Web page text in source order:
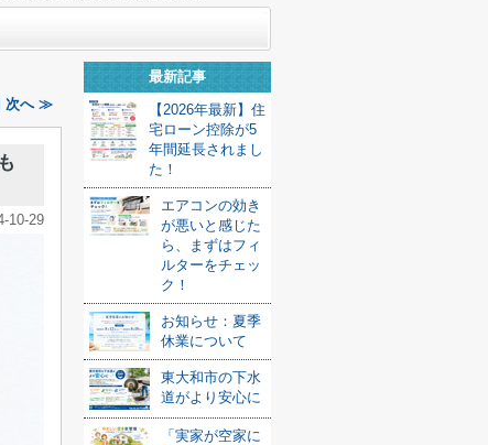
次へ ≫
10-29
最新記事
【2026年最新】住
宅ローン控除が5
年間延長されまし
た！
エアコンの効き
が悪いと感じた
ら、まずはフィ
ルターをチェッ
ク！
お知らせ：夏季
休業について
東大和市の下水
道がより安心に
「実家が空家に